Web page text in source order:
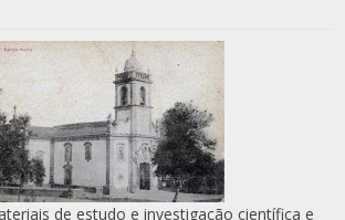
de estudo e investigação científica e